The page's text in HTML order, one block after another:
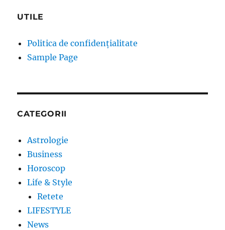
UTILE
Politica de confidențialitate
Sample Page
CATEGORII
Astrologie
Business
Horoscop
Life & Style
Retete
LIFESTYLE
News